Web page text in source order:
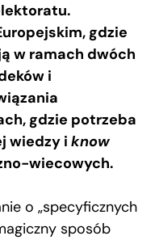
gdzie
w ramach dwóch
i
gdzie potrzeba
wiedzy i know
wiecowych.
o „specyficznych
sposób